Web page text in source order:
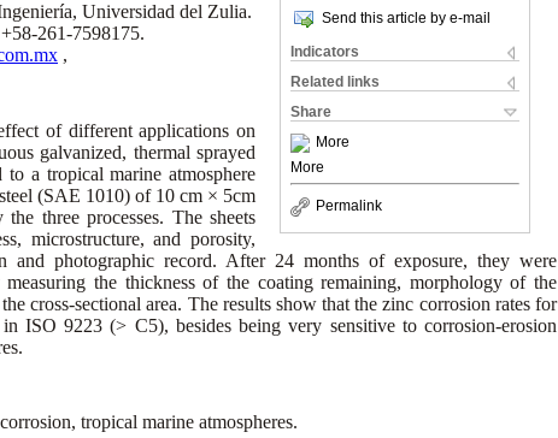
Send this article by e-mail
Indicators
Related links
Share
More
More
Permalink
Universidad del Zulia.
261-7598175.
,
of different applications on
galvanized, thermal sprayed
to a tropical marine atmosphere
(SAE 1010) of 10 cm × 5cm
three processes. The sheets
microstructure, and porosity,
and photographic record. After 24 months of exposure, they were
the thickness of the coating remaining, morphology of the
cross-sectional area. The results show that the zinc corrosion rates for
ISO 9223 (> C5), besides being very sensitive to corrosion-erosion
tropical marine atmospheres.